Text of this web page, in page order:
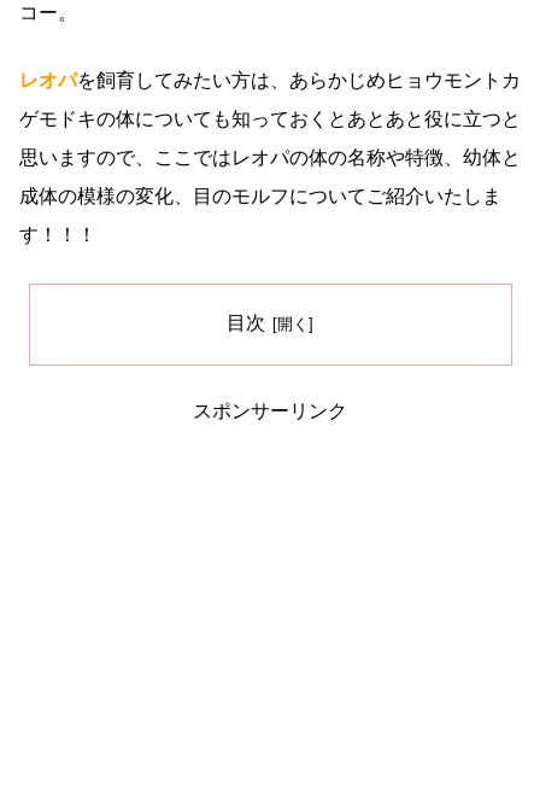
コー。
レオパを飼育してみたい方は、あらかじめヒョウモントカ
ゲモドキの体についても知っておくとあとあと役に立つと
思いますので、ここではレオパの体の名称や特徴、幼体と
成体の模様の変化、目のモルフについてご紹介いたしま
す！！！
目次
スポンサーリンク